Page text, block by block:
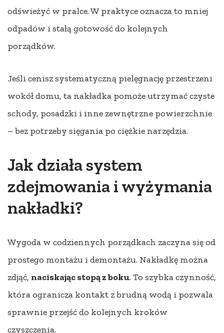
odświeżyć w pralce. W praktyce oznacza to mniej
odpadów i stałą gotowość do kolejnych
porządków.
Jeśli cenisz systematyczną pielęgnację przestrzeni
wokół domu, ta nakładka pomoże utrzymać czyste
schody, posadzki i inne zewnętrzne powierzchnie
– bez potrzeby sięgania po ciężkie narzędzia.
Jak działa system
zdejmowania i wyżymania
nakładki?
Wygoda w codziennych porządkach zaczyna się od
prostego montażu i demontażu. Nakładkę można
zdjąć, naciskając stopą z boku. To szybka czynność,
która ogranicza kontakt z brudną wodą i pozwala
sprawnie przejść do kolejnych kroków
czyszczenia.